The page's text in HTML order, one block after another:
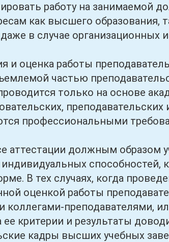
работу на занимаемой
как высшего образования,
в случае организационных
оценка работы
частью
только на основе
профессиональными
должным образом
способностей,
В тех случаях, когда
оценкой работы
коллегами-преподавателями,
ее критерии и результаты
кадры высших учебных